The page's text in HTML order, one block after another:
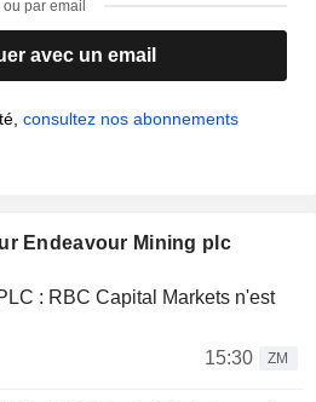
ou par email
avec un email
consultez nos abonnements
Endeavour Mining plc
: RBC Capital Markets n'est
15:30
ZM